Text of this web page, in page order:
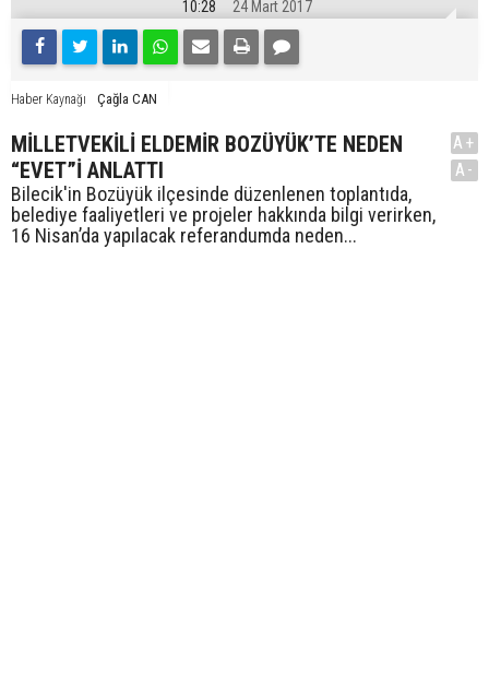
10:28 24 Mart 2017
Haber Kaynağı Çağla CAN
MİLLETVEKİLİ ELDEMİR BOZÜYÜK’TE NEDEN
“EVET”İ ANLATTI
Bilecik'in Bozüyük ilçesinde düzenlenen toplantıda,
belediye faaliyetleri ve projeler hakkında bilgi verirken,
16 Nisan’da yapılacak referandumda neden...
A+
A-